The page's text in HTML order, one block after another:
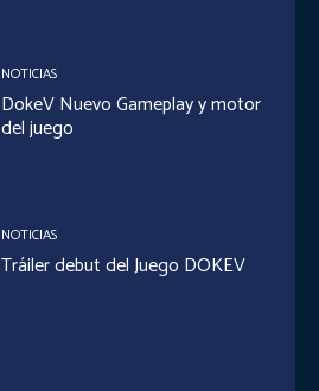
NOTICIAS
DokeV Nuevo Gameplay y motor
del juego
NOTICIAS
Tráiler debut del Juego DOKEV